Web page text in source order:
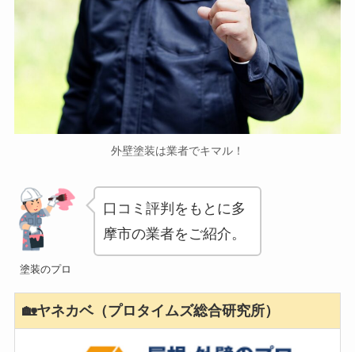
外壁塗装は業者でキマル！
塗装のプロ
口コミ評判をもとに多
摩市の業者をご紹介。
🏡ヤネカベ（プロタイムズ総合研究所）